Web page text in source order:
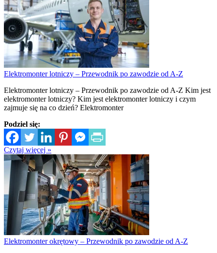
Elektromonter lotniczy – Przewodnik po zawodzie od A-Z
Elektromonter lotniczy – Przewodnik po zawodzie od A-Z Kim jest
elektromonter lotniczy? Kim jest elektromonter lotniczy i czym
zajmuje się na co dzień? Elektromonter
Podziel się:
Czytaj więcej »
Elektromonter okrętowy – Przewodnik po zawodzie od A-Z